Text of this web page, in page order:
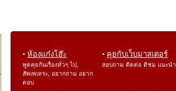
• ห้องแก๋งโฮ๊ะ
พูดคุยกันเรื่องทั่วๆ ไป,
สัพเพเหระ, อยากถาม อยาก
ตอบ
• คุยกับเว็บมาสเตอร์
สอบถาม ติดต่อ ติชม แนะนำ